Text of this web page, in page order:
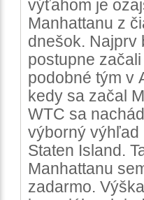
výťahom je
Manhattanu z
dnešok. Najprv
postupne
podobné tým v
kedy sa začal
WTC sa
výborný výhľad
Staten Island.
Manhattanu
zadarmo.